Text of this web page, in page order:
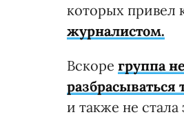
которых привел
журналистом.
Вскоре группа
разбрасываться
и также не